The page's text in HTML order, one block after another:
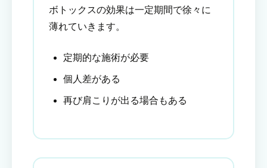
ボトックスの効果は一定期間で徐々に
薄れていきます。
定期的な施術が必要
個人差がある
再び肩こりが出る場合もある